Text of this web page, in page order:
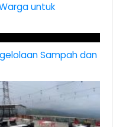
untuk
Sampah dan